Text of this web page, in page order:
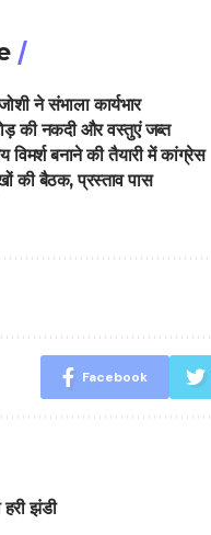
ने संभाला कार्यभार
की नकदी और वस्तुएं जब्त
विमर्श बनाने की तैयारी में कांग्रेस
की बैठक, प्रस्ताव पास
Facebook
झंडी